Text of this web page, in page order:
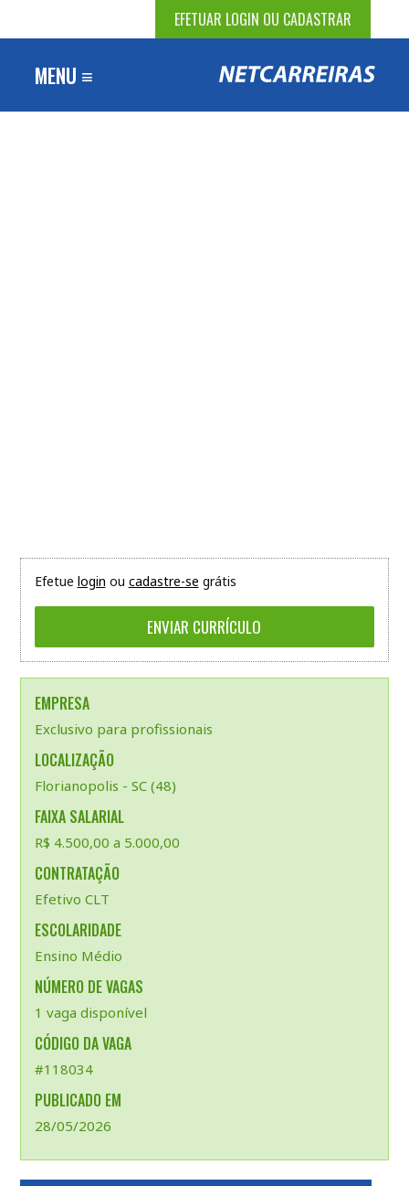
EFETUAR LOGIN OU CADASTRAR
MENU ≡
Efetue login ou cadastre-se grátis
EMPRESA
Exclusivo para profissionais
LOCALIZAÇÃO
Florianopolis - SC (48)
FAIXA SALARIAL
R$ 4.500,00 a 5.000,00
CONTRATAÇÃO
Efetivo CLT
ESCOLARIDADE
Ensino Médio
NÚMERO DE VAGAS
1 vaga disponível
CÓDIGO DA VAGA
#118034
PUBLICADO EM
28/05/2026